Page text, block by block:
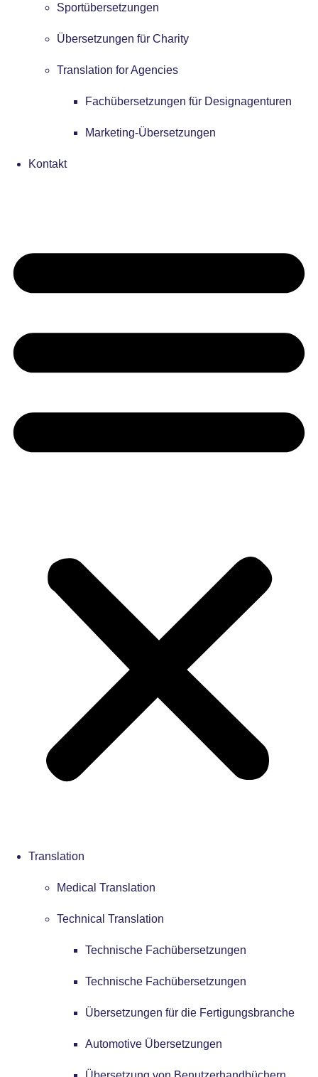
Sportübersetzungen
Übersetzungen für Charity
Translation for Agencies
Fachübersetzungen für Designagenturen
Marketing-Übersetzungen
Kontakt
Translation
Medical Translation
Technical Translation
Technische Fachübersetzungen
Technische Fachübersetzungen
Übersetzungen für die Fertigungsbranche
Automotive Übersetzungen